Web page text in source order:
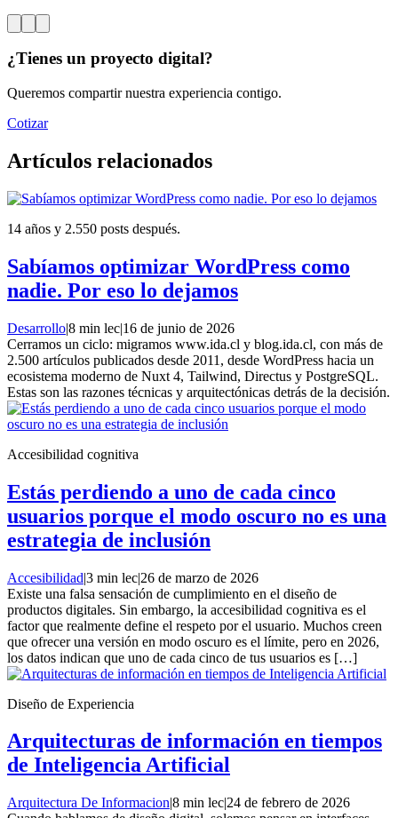
¿Tienes un proyecto digital?
Queremos compartir nuestra experiencia contigo.
Cotizar
Artículos relacionados
14 años y 2.550 posts después.
Sabíamos optimizar WordPress como
nadie. Por eso lo dejamos
Desarrollo|8 min lec|16 de junio de 2026
Cerramos un ciclo: migramos www.ida.cl y blog.ida.cl, con más de
2.500 artículos publicados desde 2011, desde WordPress hacia un
ecosistema moderno de Nuxt 4, Tailwind, Directus y PostgreSQL.
Estas son las razones técnicas y arquitectónicas detrás de la decisión.
Accesibilidad cognitiva
Estás perdiendo a uno de cada cinco
usuarios porque el modo oscuro no es una
estrategia de inclusión
Accesibilidad|3 min lec|26 de marzo de 2026
Existe una falsa sensación de cumplimiento en el diseño de
productos digitales. Sin embargo, la accesibilidad cognitiva es el
factor que realmente define el respeto por el usuario. Muchos creen
que ofrecer una versión en modo oscuro es el límite, pero en 2026,
los datos indican que uno de cada cinco de tus usuarios es […]
Diseño de Experiencia
Arquitecturas de información en tiempos
de Inteligencia Artificial
Arquitectura De Informacion|8 min lec|24 de febrero de 2026